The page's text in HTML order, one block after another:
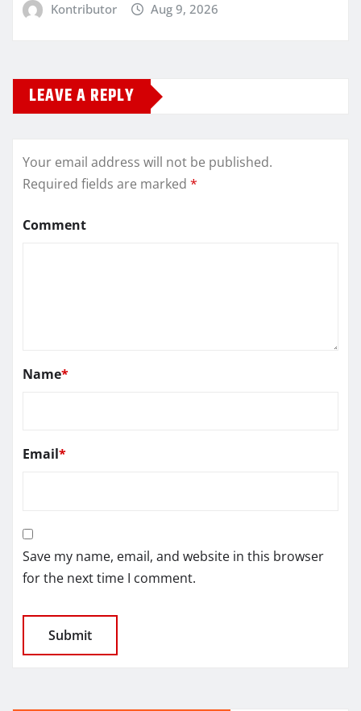
Kontributor Aug 9, 2026
LEAVE A REPLY
Your email address will not be published.
Required fields are marked *
Comment
Name*
Email*
Save my name, email, and website in this browser
for the next time I comment.